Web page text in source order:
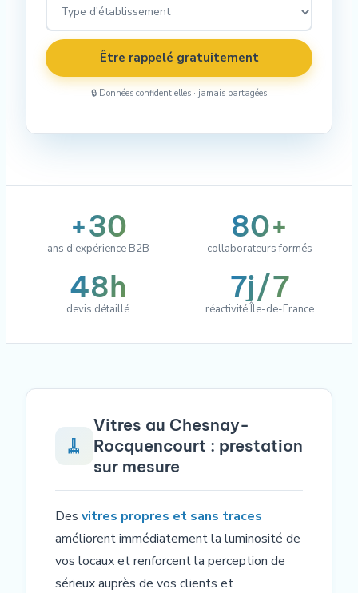
Être rappelé gratuitement
🔒 Données confidentielles · jamais partagées
+30
ans d'expérience B2B
80+
collaborateurs formés
48h
devis détaillé
7j/7
réactivité Île-de-France
🧹
Vitres au Chesnay-
Rocquencourt : prestation
sur mesure
Des vitres propres et sans traces
améliorent immédiatement la luminosité de
vos locaux et renforcent la perception de
sérieux auprès de vos clients et